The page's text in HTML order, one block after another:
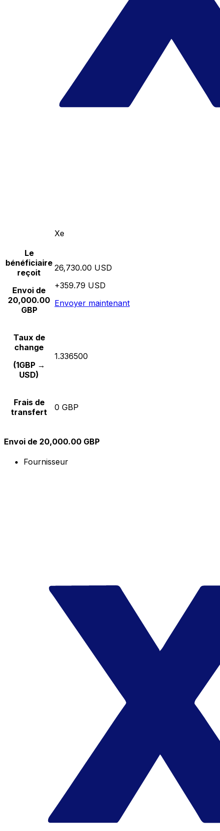
Xe
Le
bénéficiaire
reçoit
Envoi de
20,000.00
GBP
26,730.00 USD
+359.79 USD
Envoyer maintenant
Taux de
change
(1GBP →
USD)
1.336500
Frais de
transfert
0 GBP
Envoi de 20,000.00 GBP
Fournisseur